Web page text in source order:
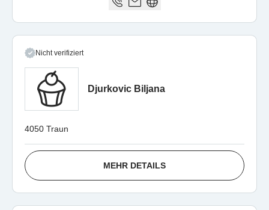
Nicht verifiziert
Djurkovic Biljana
4050 Traun
MEHR DETAILS